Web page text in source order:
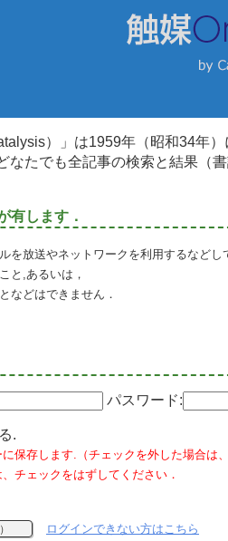
）」は1959年（昭和34年
なたでも全記事の検索と結果（
有します．
を放送やネットワークを利用するなど
と,あるいは，
などはできません．
パスワード:
.
保存します.（チェックを外した場合は
チェックをはずしてください．
ログインできない方はこちら